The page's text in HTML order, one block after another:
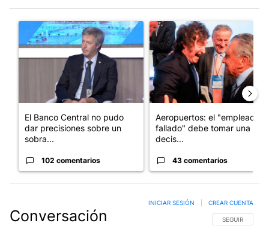
Un artículo de tendencia con el título "El Banco Central no
El Banco Central no pudo
dar precisiones sobre un
sobra...
102 comentarios
Un artículo de tendencia con
Aeropuertos: el "empleado
fallado" debe tomar una
decis...
43 comentarios
Conversación SIGA ESTA
SEGUIR
INICIAR SESIÓN CREAR CUENTA